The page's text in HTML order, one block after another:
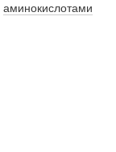
аминокислотами